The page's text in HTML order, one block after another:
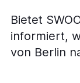
Flüge von
Flüge von
Flüge von
Bietet
informiert,
von Berlin